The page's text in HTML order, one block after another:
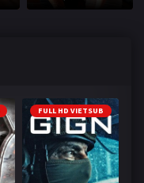
FULL HD VIETSUB